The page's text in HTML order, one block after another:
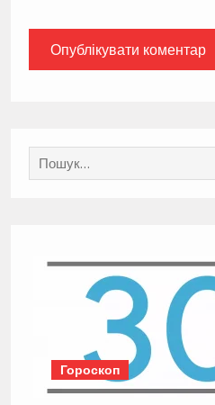
Search
for:
Гороскоп